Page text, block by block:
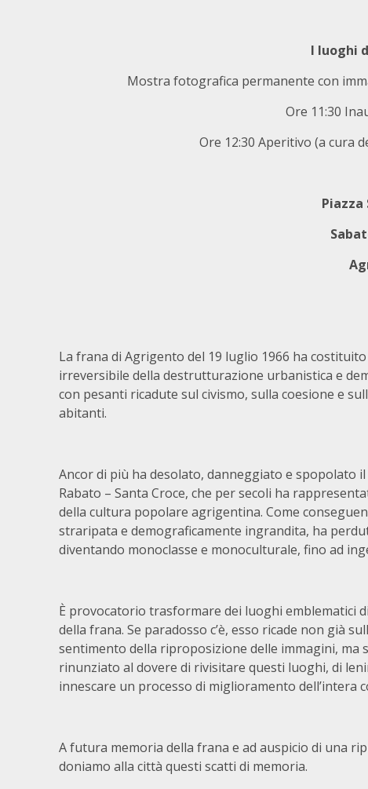
I luoghi
Mostra fotografica permanente con
Ore 11:30
Ore 12:30 Aperitivo (a cura
Piazza
La frana di Agrigento del 19 luglio 1966 ha costituito
irreversibile della destrutturazione urbanistica e
con pesanti ricadute sul civismo, sulla coesione e
abitanti.
Ancor di più ha desolato, danneggiato e spopolato
Rabato – Santa Croce, che per secoli ha
della cultura popolare agrigentina. Come
straripata e demograficamente ingrandita, ha
diventando monoclasse e monoculturale, fino ad
È provocatorio trasformare dei luoghi emblematici
della frana. Se paradosso c’è, esso ricade non già
sentimento della riproposizione delle immagini, ma
rinunziato al dovere di rivisitare questi luoghi, di
innescare un processo di miglioramento dell’intera
A futura memoria della frana e ad auspicio di una
doniamo alla città questi scatti di memoria.